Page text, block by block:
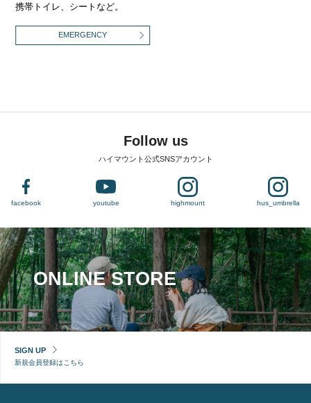
携帯トイレ、シートなど。
EMERGENCY
Follow us
ハイマウント公式SNSアカウント
facebook youtube highmount hus_umbrella
ONLINE STORE
SIGN UP
新規会員登録はこちら